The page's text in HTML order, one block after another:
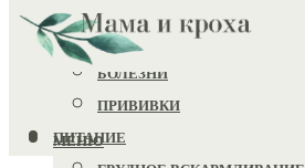
ИГРУШКИ
ЗДОРОВЬЕ
БОЛЕЗНИ
ПРИВИВКИ
ПИТАНИЕ
МЕНЮ